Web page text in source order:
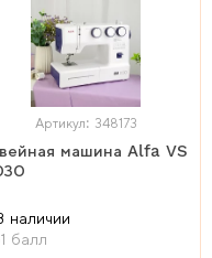
Артикул: 348173
машина Alfa VS
наличии
балл